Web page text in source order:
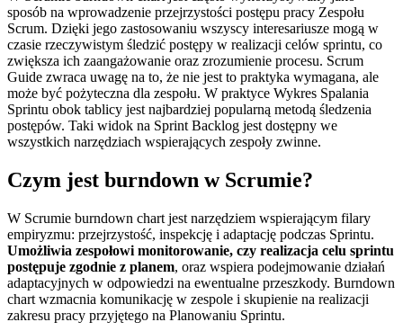
sposób na wprowadzenie przejrzystości postępu pracy Zespołu
Scrum. Dzięki jego zastosowaniu wszyscy interesariusze mogą w
czasie rzeczywistym śledzić postępy w realizacji celów sprintu, co
zwiększa ich zaangażowanie oraz zrozumienie procesu. Scrum
Guide zwraca uwagę na to, że nie jest to praktyka wymagana, ale
może być pożyteczna dla zespołu. W praktyce Wykres Spalania
Sprintu obok tablicy jest najbardziej popularną metodą śledzenia
postępów. Taki widok na Sprint Backlog jest dostępny we
wszystkich narzędziach wspierających zespoły zwinne.
Czym jest burndown w Scrumie?
W Scrumie burndown chart jest narzędziem wspierającym filary
empiryzmu: przejrzystość, inspekcję i adaptację podczas Sprintu.
Umożliwia zespołowi monitorowanie, czy realizacja celu sprintu
postępuje zgodnie z planem, oraz wspiera podejmowanie działań
adaptacyjnych w odpowiedzi na ewentualne przeszkody. Burndown
chart wzmacnia komunikację w zespole i skupienie na realizacji
zakresu pracy przyjętego na Planowaniu Sprintu.